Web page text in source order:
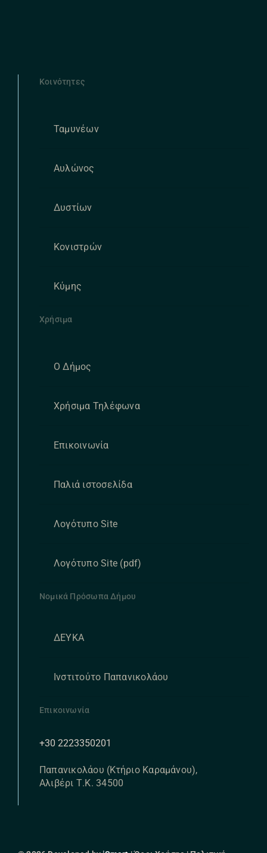
Κοινότητες
Ταμυνέων
Αυλώνος
Δυστίων
Κονιστρών
Κύμης
Χρήσιμα
Ο Δήμος
Χρήσιμα Τηλέφωνα
Επικοινωνία
Παλιά ιστοσελίδα
Λογότυπο Site
Λογότυπο Site (pdf)
Νομικά Πρόσωπα Δήμου
ΔΕΥΚΑ
Ινστιτούτο Παπανικολάου
Επικοινωνία
+30 2223350201
Παπανικολάου (Κτήριο Καραμάνου),
Αλιβέρι Τ.Κ. 34500